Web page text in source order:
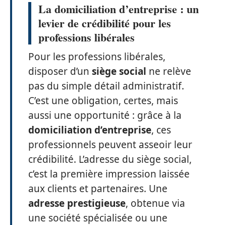
La domiciliation d’entreprise : un
levier de crédibilité pour les
professions libérales
Pour les professions libérales,
disposer d’un siège social ne relève
pas du simple détail administratif.
C’est une obligation, certes, mais
aussi une opportunité : grâce à la
domiciliation d’entreprise, ces
professionnels peuvent asseoir leur
crédibilité. L’adresse du siège social,
c’est la première impression laissée
aux clients et partenaires. Une
adresse prestigieuse, obtenue via
une société spécialisée ou une